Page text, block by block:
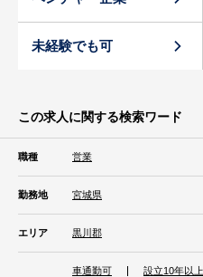
未経験でも可
この求人に関する検索ワード
職種 営業
勤務地 宮城県
エリア 黒川郡
車通勤可 設立10年以